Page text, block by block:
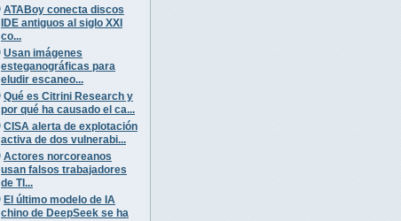
ATABoy conecta discos
IDE antiguos al siglo XXI
co...
Usan imágenes
esteganográficas para
eludir escaneo...
Qué es Citrini Research y
por qué ha causado el ca...
CISA alerta de explotación
activa de dos vulnerabi...
Actores norcoreanos
usan falsos trabajadores
de TI...
El último modelo de IA
chino de DeepSeek se ha